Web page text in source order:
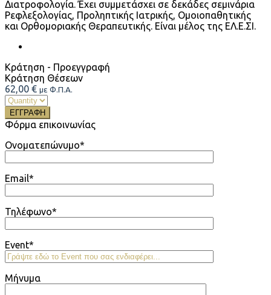
Διατροφολογία. Έχει συμμετάσχει σε δεκάδες σεμινάρια
Ρεφλεξολογίας, Προληπτικής Ιατρικής, Ομοιοπαθητικής
και Ορθομοριακής Θεραπευτικής. Είναι μέλος της ΕΛ.Ε.ΣΙ.
Κράτηση - Προεγγραφή
Κράτηση Θέσεων
62,00 € με Φ.Π.Α.
ΕΓΓΡΑΦΗ
Φόρμα επικοινωνίας
Ονοματεπώνυμο*
Email*
Τηλέφωνο*
Event*
Μήνυμα